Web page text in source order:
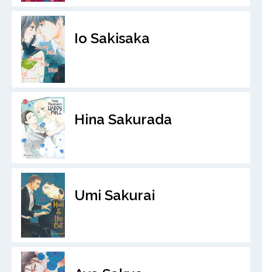
Io Sakisaka
Hina Sakurada
Umi Sakurai